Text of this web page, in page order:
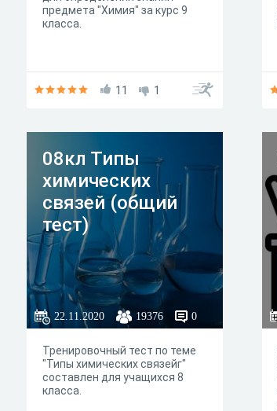
предмета "Химия" за курс 9
класса.
11 1
08кл Типы
химических
связей (общий
тест)
22.11.2020 19376 0
Тренировочный тест по теме
"Типы химических связейг"
составлен для учащихся 8
класса.